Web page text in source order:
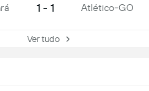
1 - 1 Atlético-GO
Ver tudo